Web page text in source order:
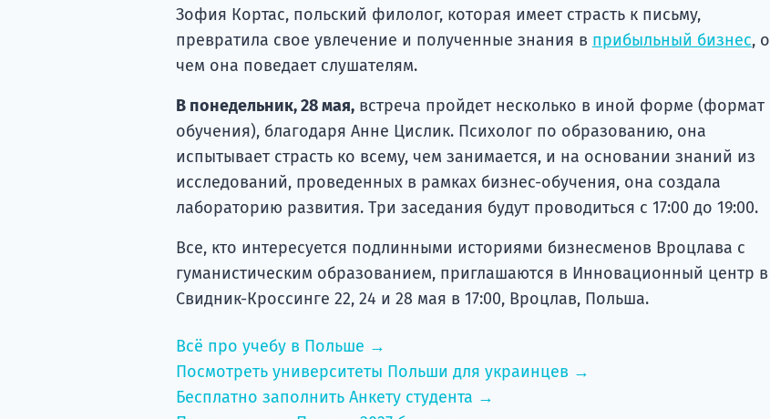
Зофия Кортас, польский филолог, которая имеет страсть к письму,
превратила свое увлечение и полученные знания в прибыльный бизнес, о
чем она поведает слушателям.
В понедельник, 28 мая,встреча пройдет несколько в иной форме (формат
обучения), благодаря Анне Цислик. Психолог по образованию, она
испытывает страсть ко всему, чем занимается, и на основании знаний из
исследований, проведенных в рамках бизнес-обучения, она создала
лабораторию развития. Три заседания будут проводиться с 17:00 до 19:00.
Все, кто интересуется подлинными историями бизнесменов Вроцлава с
гуманистическим образованием, приглашаются в Инновационный центр в
Свидник-Кроссинге 22, 24 и 28 мая в 17:00, Вроцлав, Польша.
Всё про учебу в Польше →
Посмотреть университеты Польши для украинцев →
Бесплатно заполнить Анкету студента →